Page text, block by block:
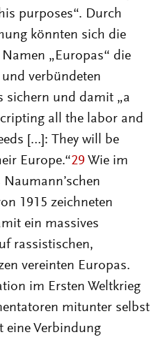
purposes“. Durch
könnten sich die
„Europas“ die
verbündeten
sichern und damit „a
all the labor and
[…]: They will be
Europe.“29 Wie im
Naumann’schen
1915 zeichneten
ein massives
rassistischen,
vereinten Europas.
im Ersten Weltkrieg
mitunter selbst
eine Verbindung